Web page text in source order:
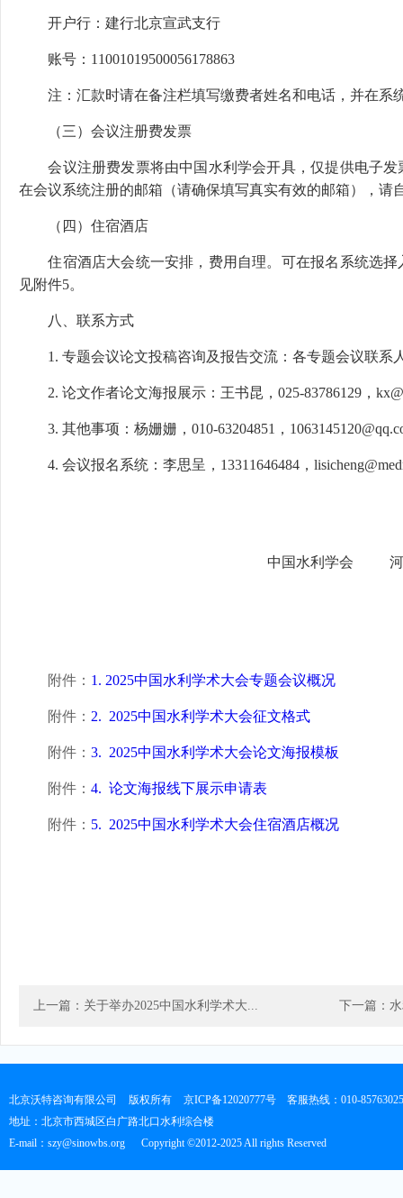
开户行：建行北京宣武支行
账号：11001019500056178863
注：汇款时请在备注栏填写缴费者姓名和电话，并在系
（三）会议注册费发票
会议注册费发票将由中国水利学会开具，仅提供电子
在会议系统注册的邮箱（请确保填写真实有效的邮箱），请
（四）住宿酒店
住宿酒店大会统一安排，费用自理。可在报名系统选
见附件5。
八、联系方式
1. 专题会议论文投稿咨询及报告交流：各专题会议联系
2. 论文作者论文海报展示：王书昆，025-83786129，
3. 其他事项：杨姗姗，010-63204851，
4. 会议报名系统：李思呈，13311646484，
中国水利学会 河
附件： 1. 2025中国水利学术大会专题会议概况
附件： 2. 2025中国水利学术大会征文格式
附件： 3. 2025中国水利学术大会论文海报模板
附件： 4. 论文海报线下展示申请表
附件： 5. 2025中国水利学术大会住宿酒店概况
上一篇：关于举办2025中国水利学术大... 下一篇：
北京沃特咨询有限公司 版权所有 京ICP备12020777号 客服热线：010-85763025
地址：北京市西城区白广路北口水利综合楼
E-mail：szy@sinowbs.org
Copyright ©2012-2025 All rights Reserved